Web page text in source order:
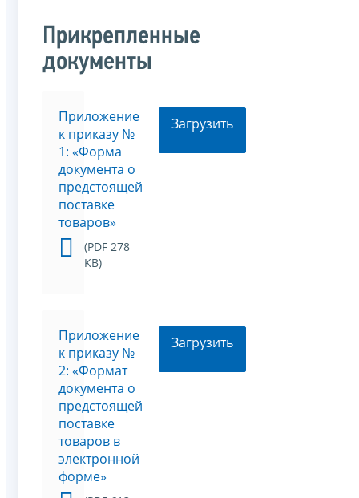
Прикрепленные
документы
Приложение
к приказу №
1: «Форма
документа о
предстоящей
поставке
товаров»
(PDF 278
KB)
Загрузить
Приложение
к приказу №
2: «Формат
документа о
предстоящей
поставке
товаров в
электронной
форме»
Загрузить